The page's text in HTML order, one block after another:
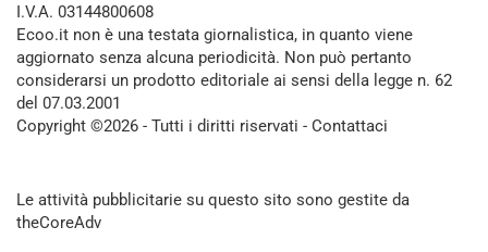
I.V.A. 03144800608
Ecoo.it non è una testata giornalistica, in quanto viene
aggiornato senza alcuna periodicità. Non può pertanto
considerarsi un prodotto editoriale ai sensi della legge n. 62
del 07.03.2001
Copyright ©2026 - Tutti i diritti riservati - Contattaci
Le attività pubblicitarie su questo sito sono gestite da
theCoreAdv